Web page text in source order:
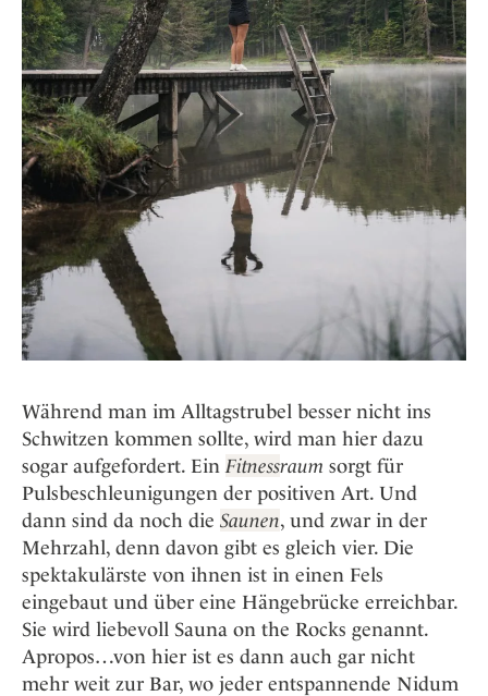
Während man im Alltagstrubel besser nicht ins
Schwitzen kommen sollte, wird man hier dazu
sogar aufgefordert. EinFitnessraum sorgt für
Pulsbeschleunigungen der positiven Art. Und
dann sind da noch die Saunen, und zwar in der
Mehrzahl, denn davon gibt es gleich vier. Die
spektakulärste von ihnen ist in einen Fels
eingebaut und über eine Hängebrücke erreichbar.
Sie wird liebevoll Sauna on the Rocks genannt.
Apropos…von hier ist es dann auch gar nicht
mehr weit zur Bar, wo jeder entspannende Nidum